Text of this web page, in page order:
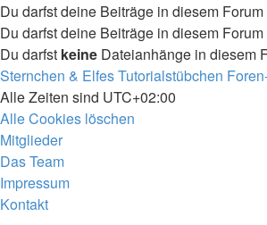
Du darfst deine Beiträge in diesem Forum
Du darfst deine Beiträge in diesem Forum
Du darfst keine Dateianhänge in diesem
Sternchen & Elfes Tutorialstübchen
Alle Zeiten sind UTC+02:00
Alle Cookies löschen
Mitglieder
Das Team
Impressum
Kontakt